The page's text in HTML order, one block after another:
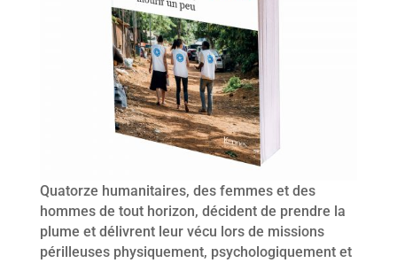
Quatorze humanitaires, des femmes et des
hommes de tout horizon, décident de prendre la
plume et délivrent leur vécu lors de missions
périlleuses physiquement, psychologiquement et